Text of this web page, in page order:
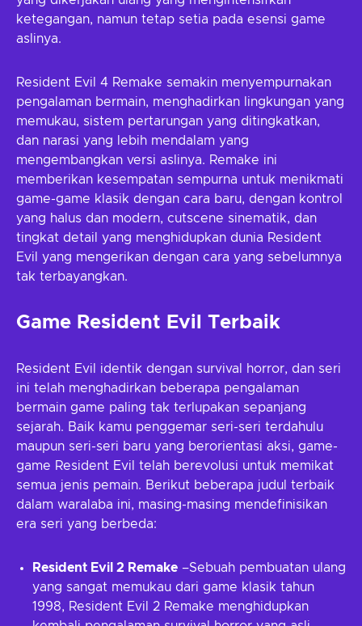
ketegangan, namun tetap setia pada esensi game
aslinya.
Resident Evil 4 Remake semakin menyempurnakan
pengalaman bermain, menghadirkan lingkungan yang
memukau, sistem pertarungan yang ditingkatkan,
dan narasi yang lebih mendalam yang
mengembangkan versi aslinya. Remake ini
memberikan kesempatan sempurna untuk menikmati
game-game klasik dengan cara baru, dengan kontrol
yang halus dan modern, cutscene sinematik, dan
tingkat detail yang menghidupkan dunia Resident
Evil yang mengerikan dengan cara yang sebelumnya
tak terbayangkan.
Game Resident Evil Terbaik
Resident Evil identik dengan survival horror, dan seri
ini telah menghadirkan beberapa pengalaman
bermain game paling tak terlupakan sepanjang
sejarah. Baik kamu penggemar seri-seri terdahulu
maupun seri-seri baru yang berorientasi aksi, game-
game Resident Evil telah berevolusi untuk memikat
semua jenis pemain. Berikut beberapa judul terbaik
dalam waralaba ini, masing-masing mendefinisikan
era seri yang berbeda:
Resident Evil 2 Remake –Sebuah pembuatan ulang
yang sangat memukau dari game klasik tahun
1998, Resident Evil 2 Remake menghidupkan